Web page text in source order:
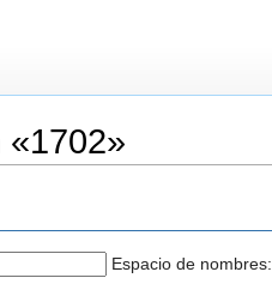
«1702»
Espacio de nombres: